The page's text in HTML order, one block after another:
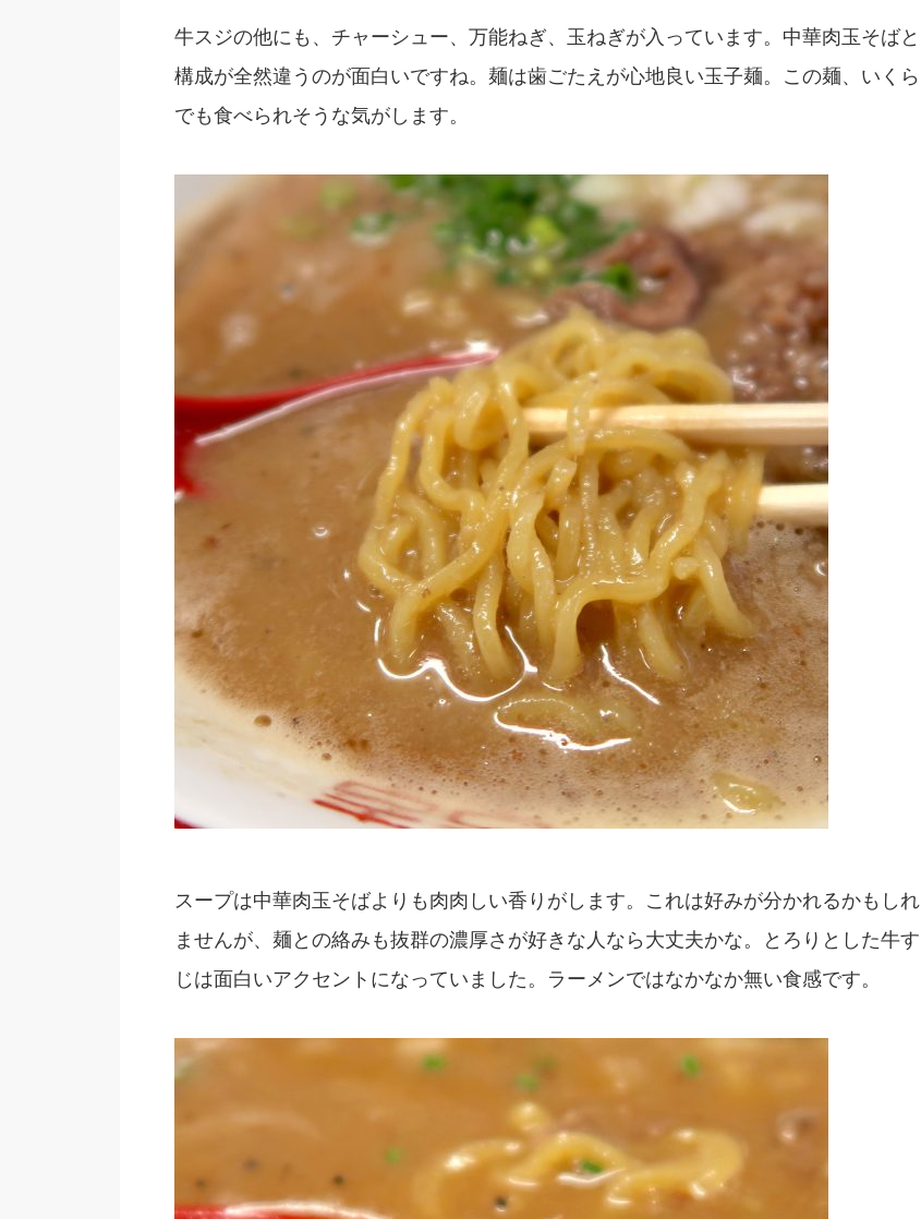
牛スジの他にも、チャーシュー、万能ねぎ、玉ねぎが入っています。中華肉玉そばと
構成が全然違うのが面白いですね。麺は歯ごたえが心地良い玉子麺。この麺、いくら
でも食べられそうな気がします。
スープは中華肉玉そばよりも肉肉しい香りがします。これは好みが分かれるかもしれ
ませんが、麺との絡みも抜群の濃厚さが好きな人なら大丈夫かな。とろりとした牛す
じは面白いアクセントになっていました。ラーメンではなかなか無い食感です。